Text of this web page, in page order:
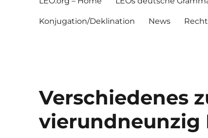
Konjugation/Deklination News
Verschiedenes
vierundneunzig